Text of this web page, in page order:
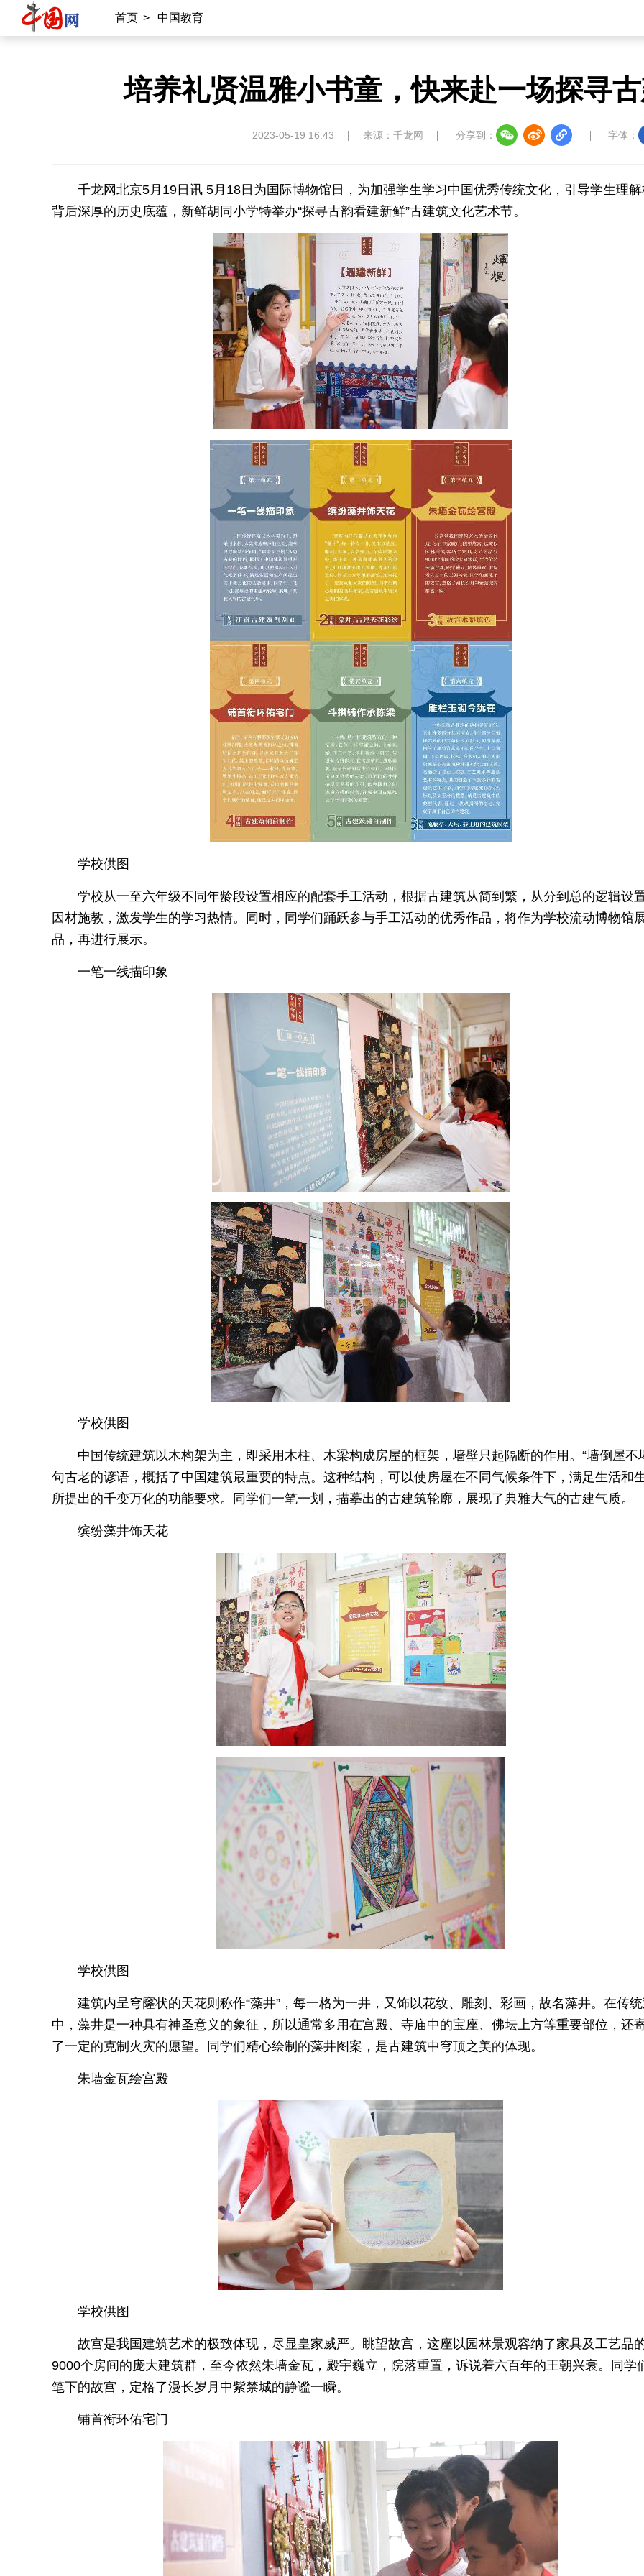
首页 > 中国教育
培养礼贤温雅小书童，快来赴一场探寻
2023-05-19 16:43 来源：千龙网 分享到： 字体：
千龙网北京5月19日讯 5月18日为国际博物馆日，为加强学生学习中国优秀传统文化，引导学生理
背后深厚的历史底蕴，新鲜胡同小学特举办“探寻古韵看建新鲜”古建筑文化艺术节。
学校供图
学校从一至六年级不同年龄段设置相应的配套手工活动，根据古建筑从简到繁，从分到总的逻辑设
因材施教，激发学生的学习热情。同时，同学们踊跃参与手工活动的优秀作品，将作为学校流动博物馆
品，再进行展示。
一笔一线描印象
学校供图
中国传统建筑以木构架为主，即采用木柱、木梁构成房屋的框架，墙壁只起隔断的作用。“墙倒屋不
句古老的谚语，概括了中国建筑最重要的特点。这种结构，可以使房屋在不同气候条件下，满足生活和
所提出的千变万化的功能要求。同学们一笔一划，描摹出的古建筑轮廓，展现了典雅大气的古建气质。
缤纷藻井饰天花
学校供图
建筑内呈穹窿状的天花则称作“藻井”，每一格为一井，又饰以花纹、雕刻、彩画，故名藻井。在传
中，藻井是一种具有神圣意义的象征，所以通常多用在宫殿、寺庙中的宝座、佛坛上方等重要部位，还
了一定的克制火灾的愿望。同学们精心绘制的藻井图案，是古建筑中穹顶之美的体现。
朱墙金瓦绘宫殿
学校供图
故宫是我国建筑艺术的极致体现，尽显皇家威严。眺望故宫，这座以园林景观容纳了家具及工艺品
9000个房间的庞大建筑群，至今依然朱墙金瓦，殿宇巍立，院落重置，诉说着六百年的王朝兴衰。同学
笔下的故宫，定格了漫长岁月中紫禁城的静谧一瞬。
铺首衔环佑宅门